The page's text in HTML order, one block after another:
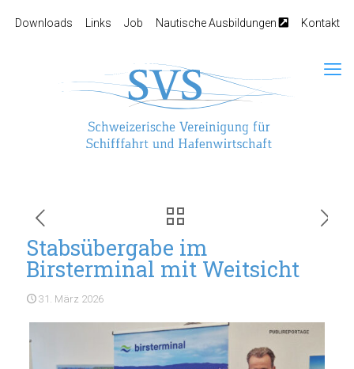
Downloads Links Job Nautische Ausbildungen Kontakt
Stabsübergabe im
Birsterminal mit Weitsicht
31. März 2026